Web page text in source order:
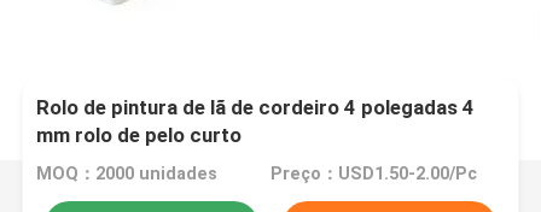
Rolo de pintura de lã de cordeiro 4 polegadas 4
mm rolo de pelo curto
MOQ：2000 unidades Preço：USD1.50-2.00/Pc